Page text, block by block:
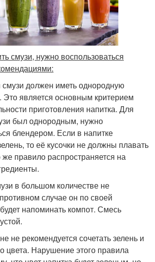
смузи, нужно воспользоваться
должен иметь однородную
Это является основным критерием
приготовления напитка. Для
был однородным, нужно
блендером. Если в напитке
то её кусочки не должны плавать
же правило распространяется на
в большом количестве не
случае он по своей
напоминать компот. Смесь
не рекомендуется сочетать зелень и
цвета. Нарушение этого правила